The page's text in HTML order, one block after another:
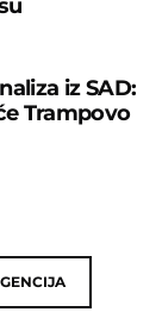
iz SAD:
Trampovo